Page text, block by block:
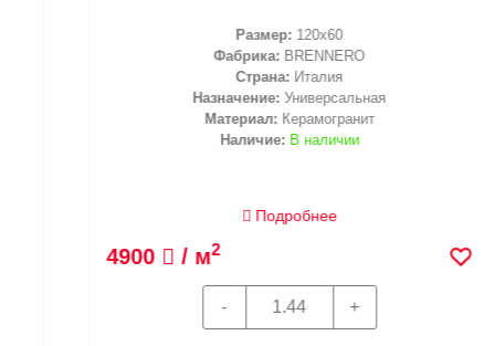
Размер:120x60
Фабрика:BRENNERO
Страна:Италия
Назначение:Универсальная
Материал:Керамогранит
Наличие: В наличии
Подробнее
4900 / м 2